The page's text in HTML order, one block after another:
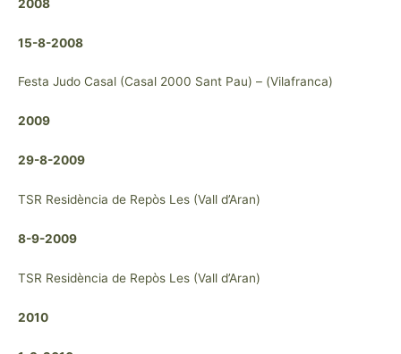
2008
15-8-2008
Festa Judo Casal (Casal 2000 Sant Pau) – (Vilafranca)
2009
29-8-2009
TSR Residència de Repòs Les (Vall d’Aran)
8-9-2009
TSR Residència de Repòs Les (Vall d’Aran)
2010